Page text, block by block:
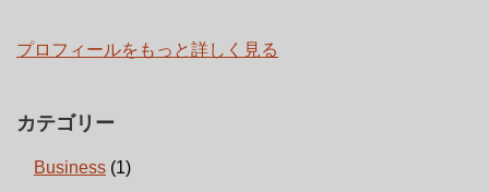
プロフィールをもっと詳しく見る
カテゴリー
Business (1)